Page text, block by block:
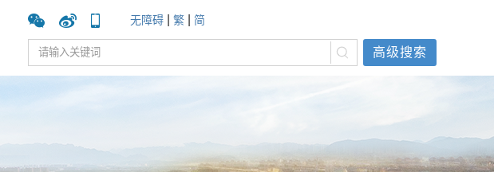
无障碍 繁 简
高级搜索